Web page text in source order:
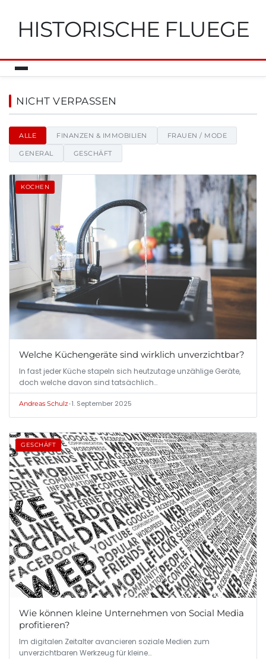
HISTORISCHE FLUEGE
Historische Fluege -
NICHT VERPASSEN
ALLE FINANZEN & IMMOBILIEN FRAUEN / MODE
GENERAL GESCHÄFT
KOCHEN
Welche Küchengeräte sind wirklich unverzichtbar?
In fast jeder Küche stapeln sich heutzutage unzählige Geräte,
doch welche davon sind tatsächlich…
Andreas Schulz•1. September 2025
GESCHÄFT
Wie können kleine Unternehmen von Social Media
profitieren?
Im digitalen Zeitalter avancieren soziale Medien zum
unverzichtbaren Werkzeug für kleine…